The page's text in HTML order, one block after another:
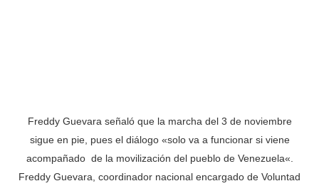
Freddy Guevara señaló que la marcha del 3 de noviembre
sigue en pie, pues el diálogo «solo va a funcionar si viene
acompañado de la movilización del pueblo de Venezuela«.
Freddy Guevara, coordinador nacional encargado de Voluntad